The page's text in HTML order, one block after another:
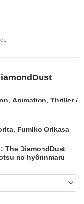
,Animation ,Thriller /
Fumiko Orikasa
The DiamondDust
no hyôrinmaru